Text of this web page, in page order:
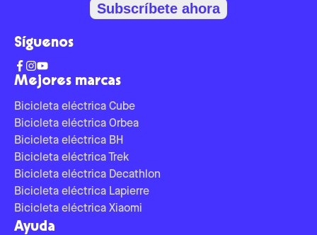
Mejores marcas
Bicicleta eléctrica Cube
Bicicleta eléctrica Orbea
Bicicleta eléctrica BH
Bicicleta eléctrica Trek
Bicicleta eléctrica Decathlon
Bicicleta eléctrica Lapierre
Bicicleta eléctrica Xiaomi
Ayuda
Subscríbete ahora
Síguenos